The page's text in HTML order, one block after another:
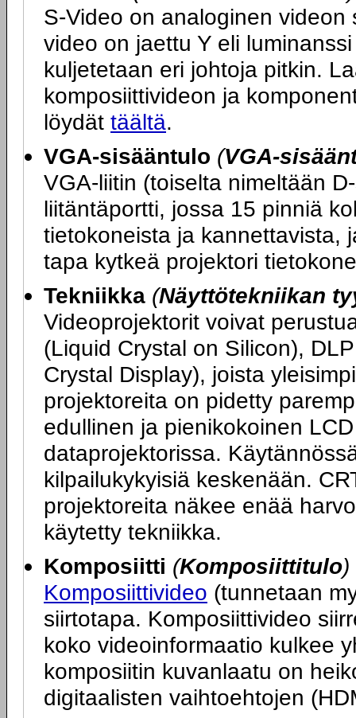
S-Video on analoginen
video on jaettu Y eli
kuljetetaan eri johtoja pitkin.
komposiittivideon ja
löydät täältä.
VGA-sisääntulo (VGA-
VGA-liitin (toiselta nimeltään
liitäntäportti, jossa 15 pinniä
tietokoneista ja kannettavista,
tapa kytkeä projektori
Tekniikka (Näyttötekniikan
Videoprojektorit voivat
(Liquid Crystal on Silicon),
Crystal Display), joista
projektoreita on pidetty
edullinen ja pienikokoinen
dataprojektorissa.
kilpailukykyisiä keskenään.
projektoreita näkee enää
käytetty tekniikka.
Komposiitti (Komposiittitulo)
Komposiittivideo (tunnetaan
siirtotapa. Komposiittivideo
koko videoinformaatio kulkee
komposiitin kuvanlaatu on
digitaalisten vaihtoehtojen